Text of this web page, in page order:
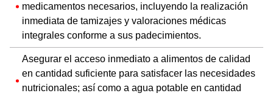
medicamentos necesarios, incluyendo la realización
inmediata de tamizajes y valoraciones médicas
integrales conforme a sus padecimientos.
Asegurar el acceso inmediato a alimentos de calidad
en cantidad suficiente para satisfacer las necesidades
nutricionales; así como a agua potable en cantidad